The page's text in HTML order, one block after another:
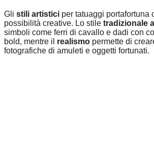
Gli stili artistici per tatuaggi portafortuna
possibilità creative. Lo stile tradizionale
simboli come ferri di cavallo e dadi con
bold, mentre il realismo permette di
fotografiche di amuleti e oggetti fortunati.